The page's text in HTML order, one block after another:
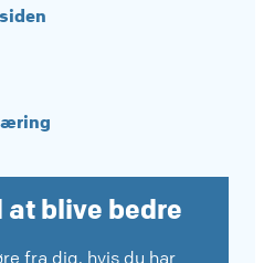
blive bedre